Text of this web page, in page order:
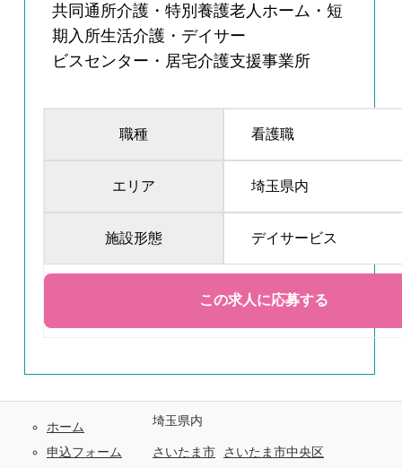
共同通所介護・特別養護老人ホーム・短
期入所生活介護・デイサー
ビスセンター・居宅介護支援事業所
職種 看護職
エリア 埼玉県内
施設形態 デイサービス
ホーム
申込フォーム
埼玉県内
さいたま市 さいたま市中央区